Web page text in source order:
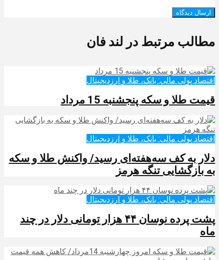
مطالب مرتبط در لند فان
اقتصاد پولی مالی: بانک، طلا و ارزدیجیتال‌
قیمت طلا و سکه پنجشنبه 15 مرداد
اقتصاد پولی مالی: بانک، طلا و ارزدیجیتال‌
دلار به کف سه‌هفته‌ای رسید/ واکنش طلا و سکه
به بازگشایی تنگه هرمز
اقتصاد پولی مالی: بانک، طلا و ارزدیجیتال‌
پشت پرده نوسان ۴۴ هزار تومانی دلار در چند
ماه